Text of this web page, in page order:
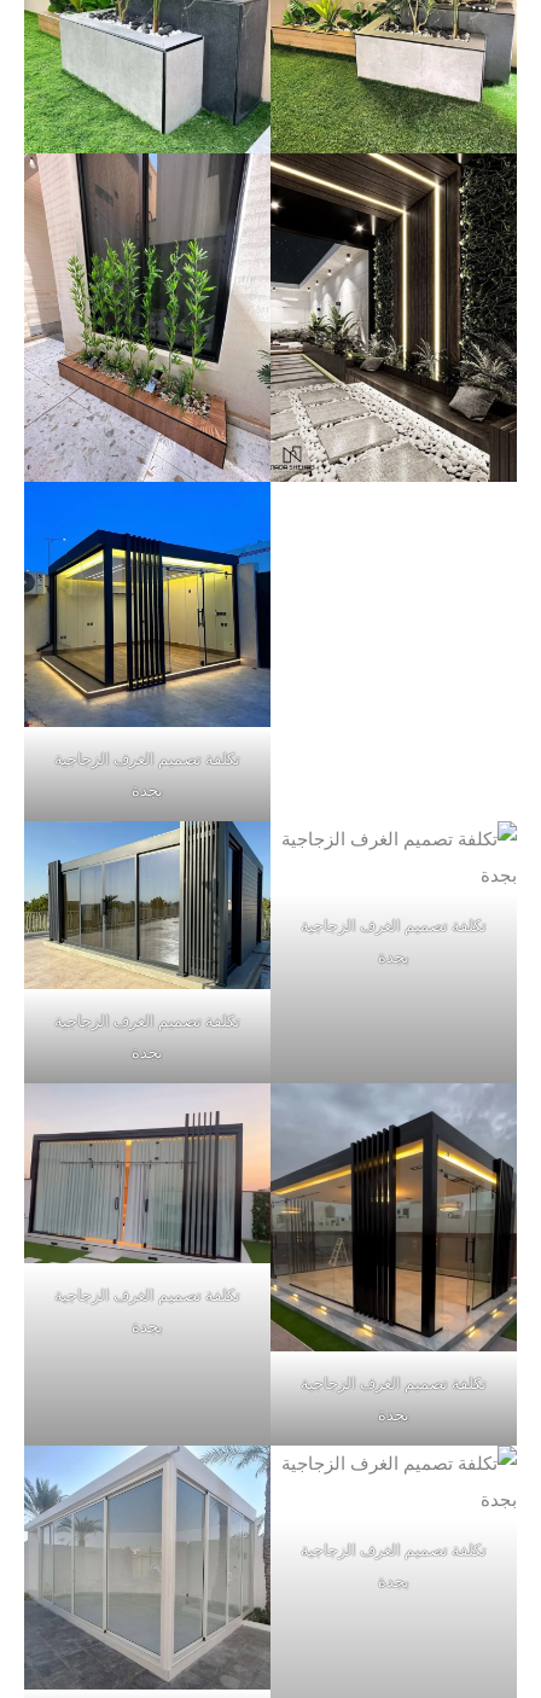
تكلفة تصميم الغرف الزجاجية
بجدة
تكلفة تصميم الغرف الزجاجية
بجدة
تكلفة تصميم الغرف الزجاجية
بجدة
تكلفة تصميم الغرف الزجاجية
بجدة
تكلفة تصميم الغرف الزجاجية
بجدة
تكلفة تصميم الغرف الزجاجية
بجدة